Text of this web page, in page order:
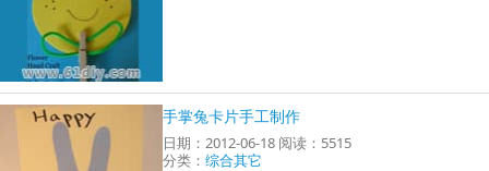
手掌兔卡片手工制作
日期：2012-06-18 阅读：5515
分类：综合其它